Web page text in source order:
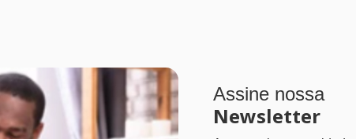
Assine nossa
Newsletter